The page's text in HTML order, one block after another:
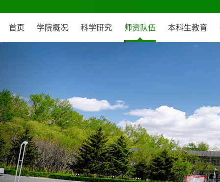
首页 学院概况 科学研究 师资队伍 本科生教育